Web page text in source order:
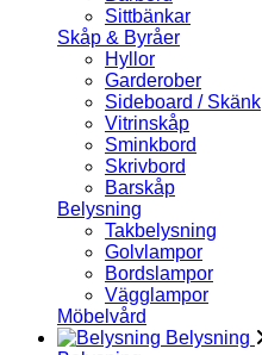
Sittbänkar
Skåp & Byråer
Hyllor
Garderober
Sideboard / Skänk
Vitrinskåp
Sminkbord
Skrivbord
Barskåp
Belysning
Takbelysning
Golvlampor
Bordslampor
Vägglampor
Möbelvård
Belysning